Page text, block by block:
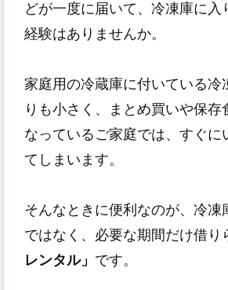
どが一度に届いて、冷凍庫に入
経験はありませんか。
家庭用の冷蔵庫に付いている冷
りも小さく、まとめ買いや保存
なっているご家庭では、すぐに
てしまいます。
そんなときに便利なのが、冷凍
ではなく、必要な期間だけ借り
レンタル」 です。